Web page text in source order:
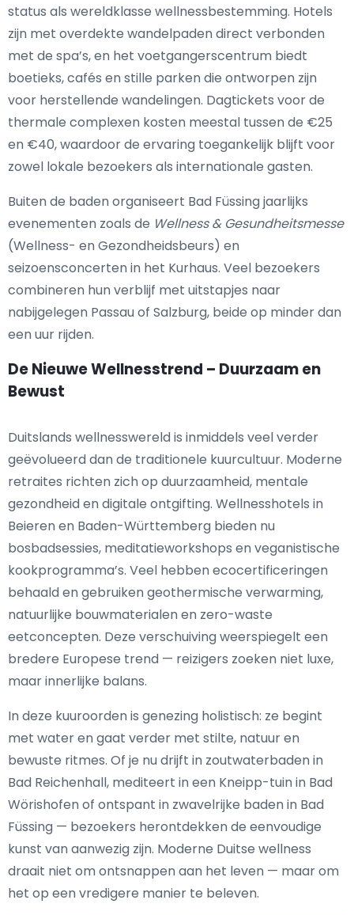
status als wereldklasse wellnessbestemming. Hotels
zijn met overdekte wandelpaden direct verbonden
met de spa’s, en het voetgangerscentrum biedt
boetieks, cafés en stille parken die ontworpen zijn
voor herstellende wandelingen. Dagtickets voor de
thermale complexen kosten meestal tussen de €25
en €40, waardoor de ervaring toegankelijk blijft voor
zowel lokale bezoekers als internationale gasten.
Buiten de baden organiseert Bad Füssing jaarlijks
evenementen zoals de Wellness & Gesundheitsmesse
(Wellness- en Gezondheidsbeurs) en
seizoensconcerten in het Kurhaus. Veel bezoekers
combineren hun verblijf met uitstapjes naar
nabijgelegen Passau of Salzburg, beide op minder dan
een uur rijden.
De Nieuwe Wellnesstrend – Duurzaam en
Bewust
Duitslands wellnesswereld is inmiddels veel verder
geëvolueerd dan de traditionele kuurcultuur. Moderne
retraites richten zich op duurzaamheid, mentale
gezondheid en digitale ontgifting. Wellnesshotels in
Beieren en Baden-Württemberg bieden nu
bosbadsessies, meditatieworkshops en veganistische
kookprogramma’s. Veel hebben ecocertificeringen
behaald en gebruiken geothermische verwarming,
natuurlijke bouwmaterialen en zero-waste
eetconcepten. Deze verschuiving weerspiegelt een
bredere Europese trend — reizigers zoeken niet luxe,
maar innerlijke balans.
In deze kuuroorden is genezing holistisch: ze begint
met water en gaat verder met stilte, natuur en
bewuste ritmes. Of je nu drijft in zoutwaterbaden in
Bad Reichenhall, mediteert in een Kneipp-tuin in Bad
Wörishofen of ontspant in zwavelrijke baden in Bad
Füssing — bezoekers herontdekken de eenvoudige
kunst van aanwezig zijn. Moderne Duitse wellness
draait niet om ontsnappen aan het leven — maar om
het op een vredigere manier te beleven.